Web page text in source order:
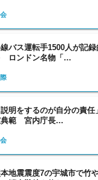
バス運転手1500人が記
ロンドン名物「…
説明をするのが自分の責
典範 宮内庁長…
地震震度7の宇城市で竹